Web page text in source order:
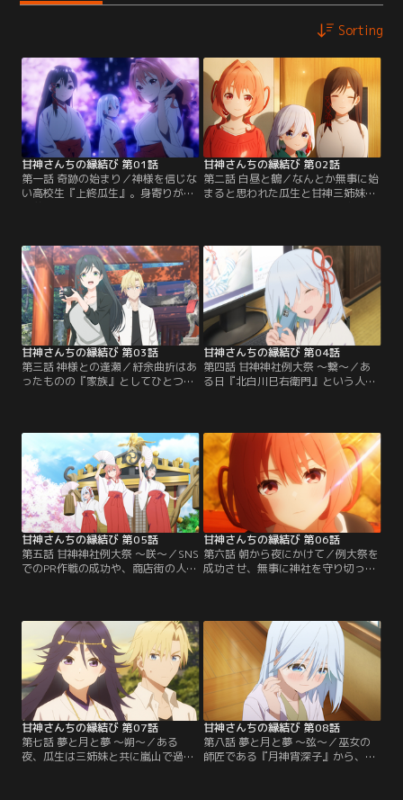
Sorting
甘神さんちの縁結び 第01話
第一話 奇跡の始まり／神様を信じな
い高校生『上終瓜生』。身寄りがな
いて勉強ができると喜ぶが、引き取
り先はなんと神社だった。しかもそ
こには『甘神夜重』『甘神夕奈』
『甘神朝姫』という自分と同年代
で、個性的だが可愛らしい巫女の三
姉妹も暮らしていた。【提供：バン
ダイチャンネル】
甘神さんちの縁結び 第02話
第二話 白昼と鶴／なんとか無事に始
まると思われた瓜生と甘神三姉妹と
なってもらう』と言われて状況は一
変する。将来は医者になるという夢
がある瓜生はもちろん、突然の結婚
話に三姉妹もまた動揺し、困惑す
る。三姉妹は夕奈を中心に、瓜生に
穏便に出ていってもらおうと…。
【提供：バンダイチャンネル】
甘神さんちの縁結び 第03話
第三話 神様との逢瀬／紆余曲折はあ
ったものの『家族』としてひとつ屋
合いをするように』と命じられる。
将来神社を継ぐ気はない瓜生は、お
見合いに乗り気ではなく、また三姉
妹も自分と同じく消極的だろうと予
想するのだが、最初のお見合い相手
である一番年下の朝姫は…。【提
供：バンダイチャンネル】
甘神さんちの縁結び 第04話
第四話 甘神神社例大祭 ～繋～／あ
る日『北白川巳右衛門』という人物
に出すように迫ってくる。なんとし
ても神社を守りたい三姉妹と、彼女
たちの想いを感じた瓜生は『例大祭
で参拝客を5000人集めたら、神社売
却の話を撤回してほしい』と北白川
に申し出る。【提供：バンダイチャ
ンネル】
甘神さんちの縁結び 第05話
第五話 甘神神社例大祭 ～咲～／SNS
でのPR作戦の成功や、商店街の人た
そんな想いに反して参拝客は一向に
増えない。『流石におかしい』と思
う瓜生。その時朝姫からなんと甘神
神社のなりすましアカウントが例大
祭の中止を言いふらしており…。
【提供：バンダイチャンネル】
甘神さんちの縁結び 第06話
第六話 朝から夜にかけて／例大祭を
成功させ、無事に神社を守り切った
たことが忘れられず、まったく集中
ができない状態になってしまう。
『夜重はなぜ自分にキスをしたの
か？』一人悶々と考える瓜生の前に
朝姫が現れる。【提供：バンダイチ
ャンネル】
甘神さんちの縁結び 第07話
第七話 夢と月と夢 ～朔～／ある
夜、瓜生は三姉妹と共に嵐山で過ご
甘神さんちの縁結び 第08話
第八話 夢と月と夢 ～弦～／巫女の
師匠である『月神宵深子』から、本